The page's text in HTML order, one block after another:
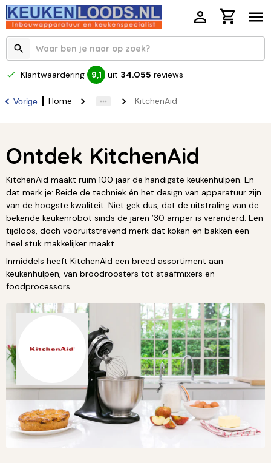
Klantwaardering 9,1 uit 34.055 reviews
Vorige Home KitchenAid
Ontdek KitchenAid
KitchenAid maakt ruim 100 jaar de handigste keukenhulpen. En
dat merk je: Beide de techniek én het design van apparatuur zijn
van de hoogste kwaliteit. Niet gek dus, dat de uitstraling van de
bekende keukenrobot sinds de jaren ’30 amper is veranderd. Een
tijdloos, doch vooruitstrevend merk dat koken en bakken een
heel stuk makkelijker maakt.
Inmiddels heeft KitchenAid een breed assortiment aan
keukenhulpen, van broodroosters tot staafmixers en
foodprocessors.